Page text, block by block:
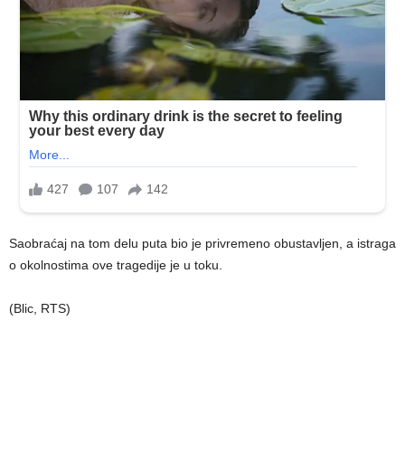
Saobraćaj na tom delu puta bio je privremeno obustavljen, a istraga
o okolnostima ove tragedije je u toku.
(Blic, RTS)